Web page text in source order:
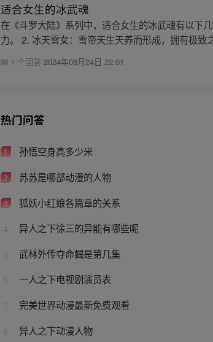
适合女生的冰武魂
在《斗罗大陆》系列中，适合女生的冰武魂有以下
力。 2. 冰天雪女：雪帝天生天养而形成，拥有极致
1 个回答2024年08月24日 22:01
热门问答
1 孙悟空身高多少米
2 苏苏是哪部动漫的人物
3 狐妖小红娘各篇章的关系
4 异人之下徐三的异能有哪些呢
5 武林外传夺命蝎是第几集
6 一人之下电视剧演员表
7 完美世界动漫最新免费观看
8 异人之下动漫人物